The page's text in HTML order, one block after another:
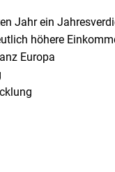
Jahr ein
höhere
Europa